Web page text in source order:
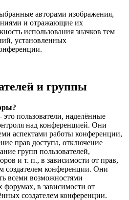
авторами изображения,
и отражающие их
использования значков тем
установленных
и группы
пользователи, наделённые
над конференцией. Они
аспектами работы конференции,
прав доступа, отключение
групп пользователей,
и т. п., в зависимости от прав,
создателем конференции. Они
всеми возможностями
форумах, в зависимости от
создателем конференции.